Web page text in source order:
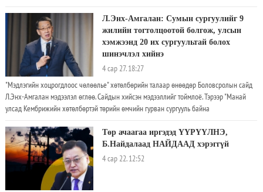
Л.Энх-Амгалан: Сумын сургуулийг 9
жилийн тогтолцоотой болгож, улсын
хэмжээнд 20 их сургуультай болох
шинэчлэл хийнэ
4 сар 27. 18:27
"Мэдлэгийн хоцрогдлоос чөлөөлье" хөтөлбөрийн талаар өнөөдөр Боловсролын сайд
Л.Энх-Амгалан мэдээлэл өглөө. Сайдын хийсэн мэдээллийг тоймлоё. Тэрээр "Манай
улсад Кембрижийн хөтөлбөртэй төрийн өмчийн гурван сургууль байна
Төр ачаагаа иргэдэд ҮҮРҮҮЛНЭ,
Б.Найдалаад НАЙДААД хэрэггүй
4 сар 22. 12:52